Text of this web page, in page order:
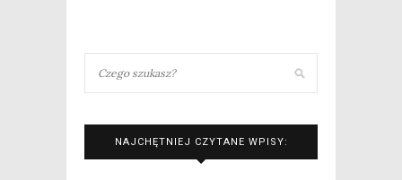
NAJCHĘTNIEJ CZYTANE WPISY: